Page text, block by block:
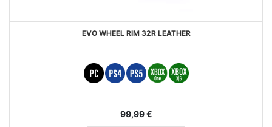
EVO WHEEL RIM 32R LEATHER
99,99 €